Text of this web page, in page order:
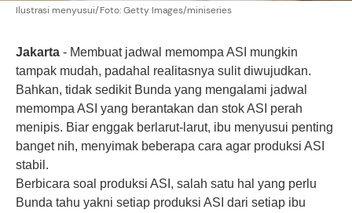
Ilustrasi menyusui/Foto: Getty Images/miniseries
Jakarta - Membuat jadwal memompa ASI mungkin
tampak mudah, padahal realitasnya sulit diwujudkan.
Bahkan, tidak sedikit Bunda yang mengalami jadwal
memompa ASI yang berantakan dan stok ASI perah
menipis. Biar enggak berlarut-larut, ibu menyusui penting
banget nih, menyimak beberapa cara agar produksi ASI
stabil.
Berbicara soal produksi ASI, salah satu hal yang perlu
Bunda tahu yakni setiap produksi ASI dari setiap ibu